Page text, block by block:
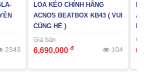
HÃNG
KB43 ( VUI
104
LOA KÉO CHÍNH HÃNG
ACNOS KB BEATBOX KB41 (
KHUYẾN MÃI HÈ )
6,690,000